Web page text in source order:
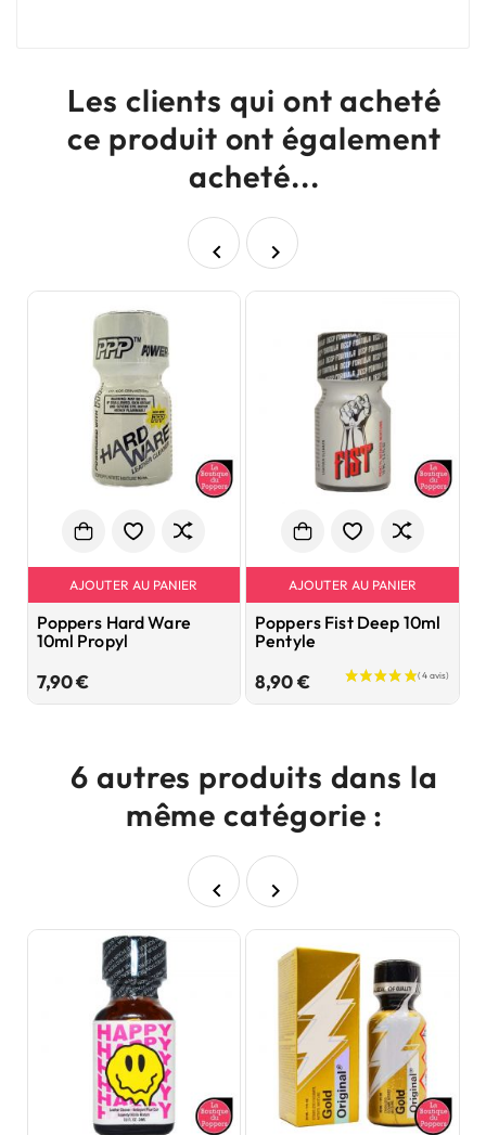
Les clients qui ont acheté
ce produit ont également
acheté...
 
AJOUTER AU PANIER
Poppers Hard Ware
10ml Propyl
7,90 €Prix
AJOUTER AU PANIER
Poppers Fist Deep 10ml
Pentyle
8,90 €Prix
6 autres produits dans la
même catégorie :
 